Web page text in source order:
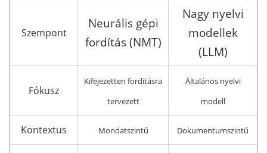
Szempont
Neurális gépi
fordítás (NMT)
Nagy nyelvi
modellek
(LLM)
Fókusz
Kifejezetten fordításra
tervezett
Általános nyelvi
modell
Kontextus Mondatszintű Dokumentumszintű